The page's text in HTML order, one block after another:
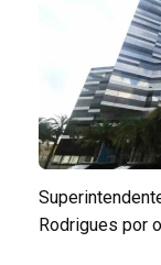
Rodrigues por